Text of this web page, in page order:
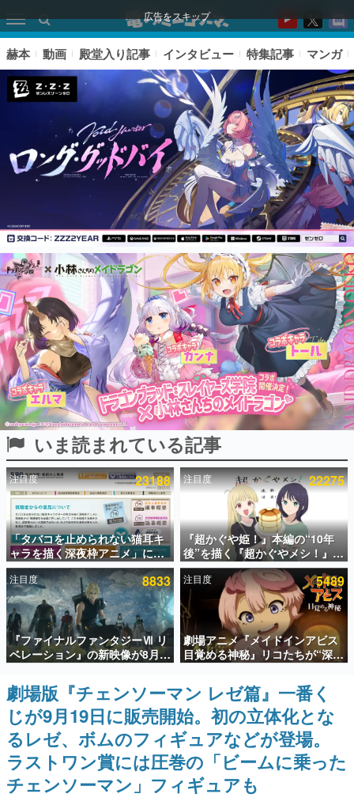
広告をスキップ
ピックアップ
電ファミのいま読まれている記事ランキング
アプリセール情報
インタビュー
連載・特集一覧
殿堂入り記事
SNS拡散数が数千以上！ ページビュー数万以上！ などな
ど。多くの人々に読まれた、電ファミ渾身の“殿堂入り”記
事をまとめました。
ゲームの企画書
名作ゲームクリエイターの方々に製作時のエピソードをお
聞きし、ヒットする企画（ゲーム）とは何か？を探ってい
きます。
赫本
この物語を解いてはいけない。『赫本』は、〈試験問題〉
の形をした短編ホラー小説集です。
新世代に訊く
これからのデジタルゲーム市場を担う若きクリエイター達
の姿を追い、彼らのルーツと情熱を探っていきます。
ゲーム世代の作家たち
ゲームに多大な影響を受けた作家さんに取材し、ゲームが
日本のコンテンツ産業やカルチャーに与えた影響を探る企
画です。
日本モバイルゲーム産業史
日本のモバイルゲーム史における主要なトピック・タイト
ルを網羅するほか、開発者へのインタビューや識者による
解説を掲載。約20年の歴史が一望できる決定版！
赫本 動画 殿堂入り記事 インタビュー 特集記事 マンガ
いま読まれている記事
注目度 23188
「タバコを止められない猫耳キ
ャラを描く深夜枠アニメ」に視
聴者の一部から批判意見。違法
薬物の使用と思しき描写も含め
て、BPOが議論を交わす
注目度 22275
『超かぐや姫！』本編の“10年
後”を描く『超かぐやメシ！』
Web連載決定。新たなWebマン
ガレーベル「ビビビコミック」
にて特別話が掲載スタート、あ
のお話には…まだ続きがある！
注目度 8833
『ファイナルファンタジーⅦ リ
ベレーション』の新映像が8月
26日早朝に公開へ。『FF7』リ
メイクシリーズの完結編、
「gamescom」のオープニング
ナイトライブにてディレクター
の浜口直樹氏が登壇する予定
注目度 5489
劇場アニメ『メイドインアビス
目覚める神秘』リコたちが“深界
七層”へ進む予告映像が公開。新
キャストも発表、テパステは諸
星すみれさん、クラヴァリは星
野貴紀さんが担当する
劇場版『チェンソーマン レゼ篇』一番く
じが9月19日に販売開始。初の立体化とな
るレゼ、ボムのフィギュアなどが登場。
ラストワン賞には圧巻の「ビームに乗った
チェンソーマン」フィギュアも